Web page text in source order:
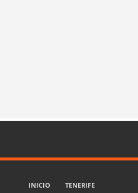
INICIO
TENERIFE